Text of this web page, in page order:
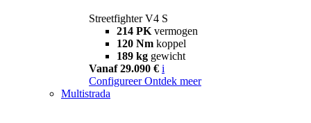
Streetfighter V4 S
214 PK vermogen
120 Nm koppel
189 kg gewicht
Vanaf 29.090 € i
Configureer Ontdek meer
Multistrada